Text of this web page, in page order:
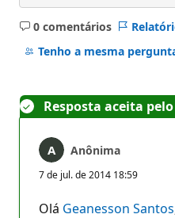
0 comentários
Sem
comentários
Tenho a mesma
Resposta aceita
Anônima
7 de jul. de 2014 18:59
Olá Geanesson Santos